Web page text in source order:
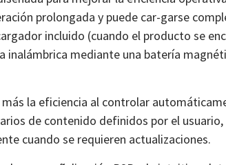
prolongada y puede car-garse
incluido (cuando el producto se
inalámbrica mediante una batería
la eficiencia al controlar
de contenido definidos por el
cuando se requieren actualizaciones.